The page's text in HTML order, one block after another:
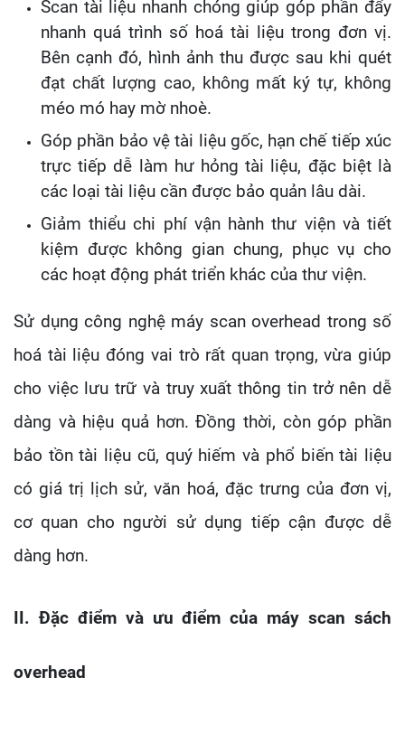
Scan tài liệu nhanh chóng giúp góp phần đẩy
nhanh quá trình số hoá tài liệu trong đơn vị.
Bên cạnh đó, hình ảnh thu được sau khi quét
đạt chất lượng cao, không mất ký tự, không
méo mó hay mờ nhoè.
Góp phần bảo vệ tài liệu gốc, hạn chế tiếp xúc
trực tiếp dễ làm hư hỏng tài liệu, đặc biệt là
các loại tài liệu cần được bảo quản lâu dài.
Giảm thiểu chi phí vận hành thư viện và tiết
kiệm được không gian chung, phục vụ cho
các hoạt động phát triển khác của thư viện.
Sử dụng công nghệ máy scan overhead trong số
hoá tài liệu đóng vai trò rất quan trọng, vừa giúp
cho việc lưu trữ và truy xuất thông tin trở nên dễ
dàng và hiệu quả hơn. Đồng thời, còn góp phần
bảo tồn tài liệu cũ, quý hiếm và phổ biến tài liệu
có giá trị lịch sử, văn hoá, đặc trưng của đơn vị,
cơ quan cho người sử dụng tiếp cận được dễ
dàng hơn.
II. Đặc điểm và ưu điểm của máy scan sách
overhead